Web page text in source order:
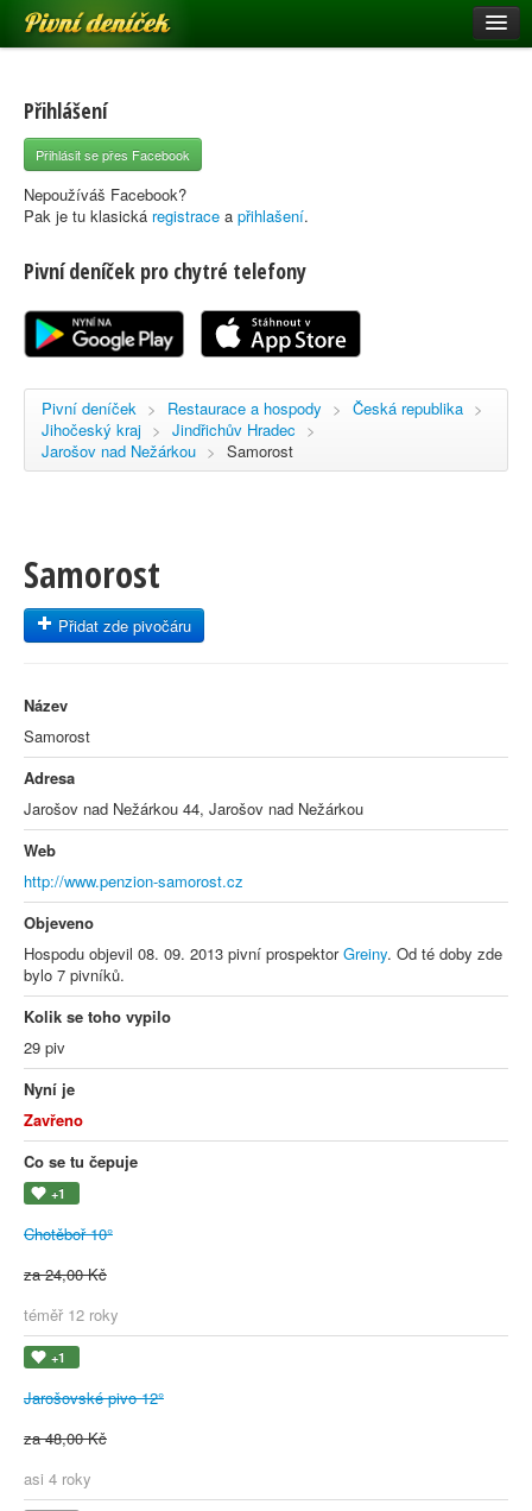
Pivní deníček
Pivní mapa
Pivní značky
Nápověda
Registrace
Přihlášení
Přihlásit se přes Facebook
Nepoužíváš Facebook?
Pak je tu klasická registrace a přihlašení.
Pivní deníček pro chytré telefony
Pivní deníček > Restaurace a hospody > Česká republika >
Jihočeský kraj > Jindřichův Hradec >
Jarošov nad Nežárkou > Samorost
Samorost
Přidat zde pivočáru
Název
Samorost
Adresa
Jarošov nad Nežárkou 44, Jarošov nad Nežárkou
Web
http://www.penzion-samorost.cz
Objeveno
Hospodu objevil 08. 09. 2013 pivní prospektorGreiny. Od té doby zde
bylo 7 pivníků.
Kolik se toho vypilo
29 piv
Nyní je
Zavřeno
Co se tu čepuje
+1
Chotěboř 10°
za 24,00 Kč
téměř 12 roky
+1
Jarošovské pivo 12°
za 48,00 Kč
asi 4 roky